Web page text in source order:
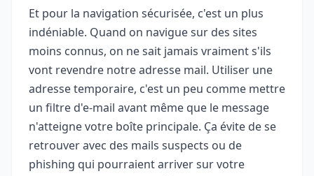
Et pour la navigation sécurisée, c'est un plus
indéniable. Quand on navigue sur des sites
moins connus, on ne sait jamais vraiment s'ils
vont revendre notre adresse mail. Utiliser une
adresse temporaire, c'est un peu comme mettre
un filtre d'e-mail avant même que le message
n'atteigne votre boîte principale. Ça évite de se
retrouver avec des mails suspects ou de
phishing qui pourraient arriver sur votre